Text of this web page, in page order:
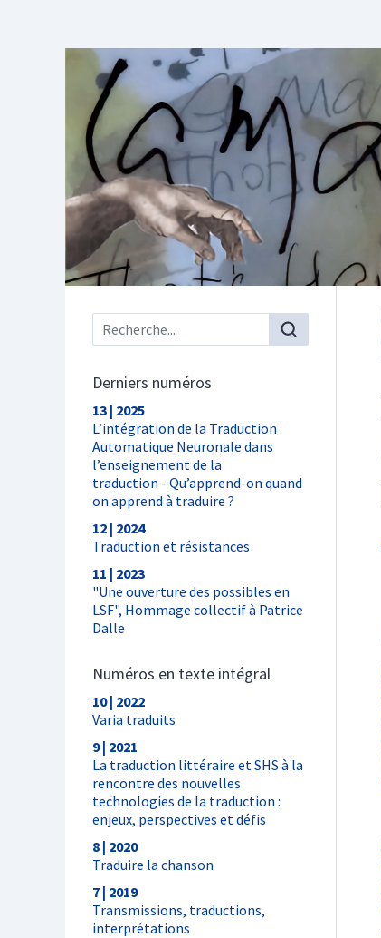
Menu principal
Derniers numéros
13 | 2025
L’intégration de la Traduction
Automatique Neuronale dans
l’enseignement de la
traduction - Qu’apprend-on quand
on apprend à traduire ?
12 | 2024
Traduction et résistances
11 | 2023
"Une ouverture des possibles en
LSF", Hommage collectif à Patrice
Dalle
Numéros en texte intégral
10 | 2022
Varia traduits
9 | 2021
La traduction littéraire et SHS à la
rencontre des nouvelles
technologies de la traduction :
enjeux, perspectives et défis
8 | 2020
Traduire la chanson
7 | 2019
Transmissions, traductions,
interprétations